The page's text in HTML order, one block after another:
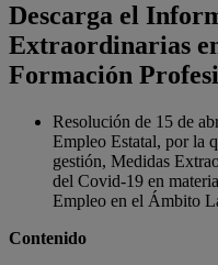
Descarga el
Extraordinarias
Formación
Resolución de 15 de
Empleo Estatal, por la
gestión, Medidas
del Covid-19 en
Empleo en el Ámbito
Contenido